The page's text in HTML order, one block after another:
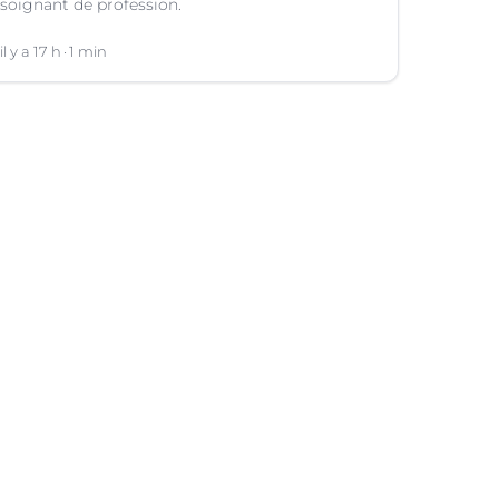
soignant de profession.
il y a 17 h 1 min